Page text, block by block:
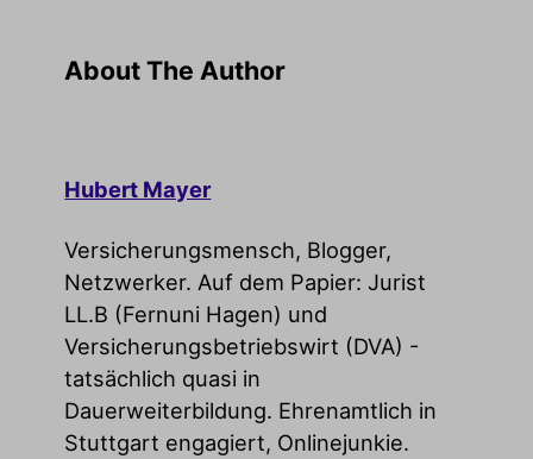
About The Author
Hubert Mayer
Versicherungsmensch, Blogger,
Netzwerker. Auf dem Papier: Jurist
LL.B (Fernuni Hagen) und
Versicherungsbetriebswirt (DVA) -
tatsächlich quasi in
Dauerweiterbildung. Ehrenamtlich in
Stuttgart engagiert, Onlinejunkie.